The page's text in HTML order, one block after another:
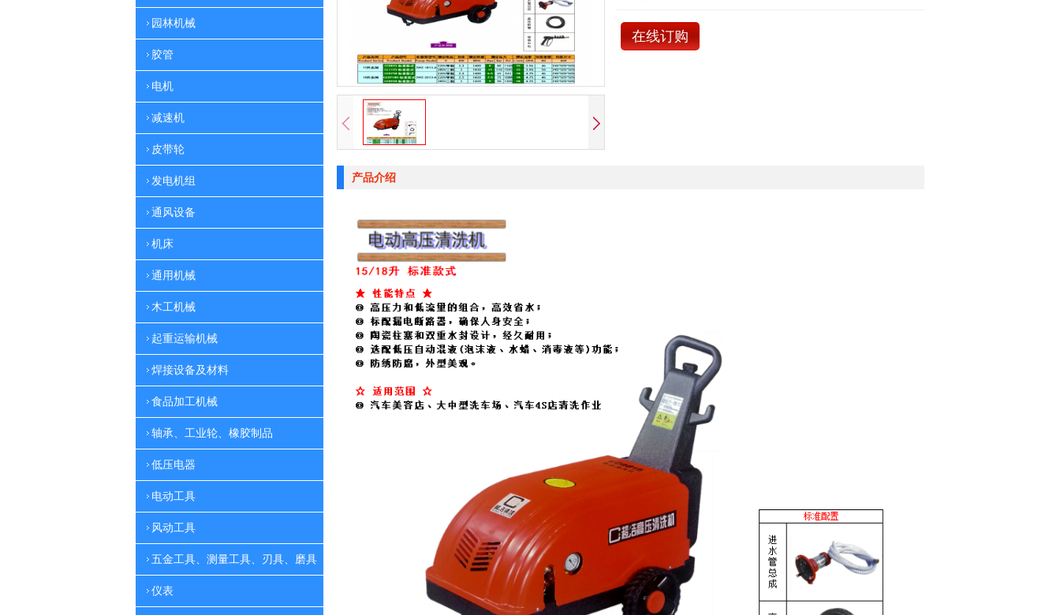
园林机械
胶管
电机
减速机
皮带轮
发电机组
通风设备
机床
通用机械
木工机械
起重运输机械
焊接设备及材料
食品加工机械
轴承、工业轮、橡胶制品
低压电器
电动工具
风动工具
五金工具、测量工具、刃具、磨具
仪表
在线订购
产品介绍